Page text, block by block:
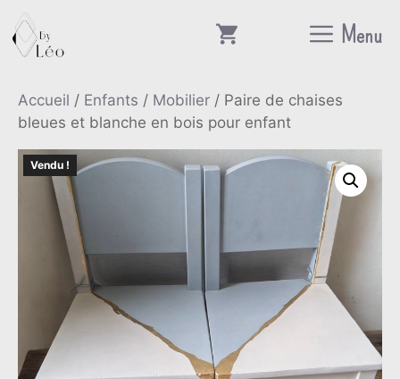
Aller
au
contenu
Menu
Accueil / Enfants / Mobilier / Paire de chaises
bleues et blanche en bois pour enfant
Vendu !